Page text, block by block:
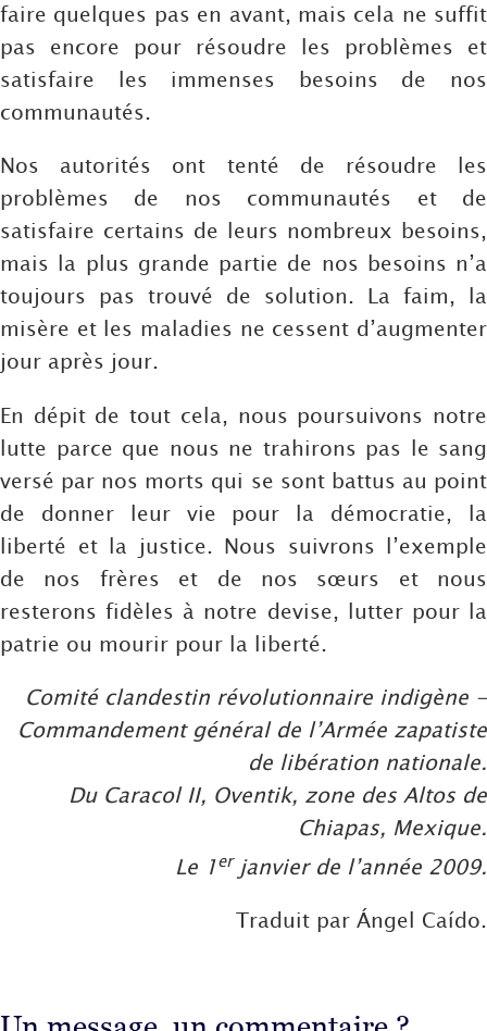
faire quelques pas en avant, mais cela ne suffit
pas encore pour résoudre les problèmes et
satisfaire les immenses besoins de nos
communautés.
Nos autorités ont tenté de résoudre les
problèmes de nos communautés et de
satisfaire certains de leurs nombreux besoins,
mais la plus grande partie de nos besoins n’a
toujours pas trouvé de solution. La faim, la
misère et les maladies ne cessent d’augmenter
jour après jour.
En dépit de tout cela, nous poursuivons notre
lutte parce que nous ne trahirons pas le sang
versé par nos morts qui se sont battus au point
de donner leur vie pour la démocratie, la
liberté et la justice. Nous suivrons l’exemple
de nos frères et de nos sœurs et nous
resterons fidèles à notre devise, lutter pour la
patrie ou mourir pour la liberté.
Comité clandestin révolutionnaire indigène -
Commandement général de l’Armée zapatiste
de libération nationale.
Du Caracol II, Oventik, zone des Altos de
Chiapas, Mexique.
Le 1erjanvier de l’année 2009.
Traduit par Ángel Caído.